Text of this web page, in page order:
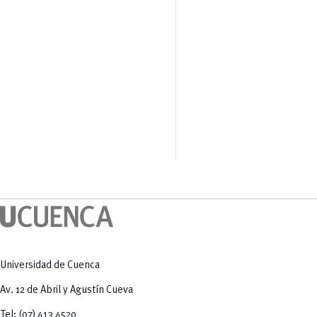
Universidad de Cuenca
Av. 12 de Abril y Agustín Cueva
Tel: (07) 413 4520